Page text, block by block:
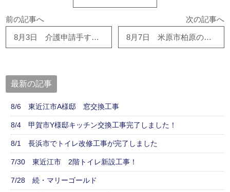
前の記事へ
8月3日 介護申請手すり工事、着工、完了しました！
次の記事へ
8月7日 米原市柏原のN様邸 システムバス及びトイレ完了しました！
最新の記事
8/6 東近江市A様邸 窓交換工事
8/4 甲賀市Y様邸キッチン交換工事完了しました！
8/1 長浜市でトイレ改修工事が完了しました
7/30 東近江市 2階トイレ新設工事！
7/28 続・マリーゴールド